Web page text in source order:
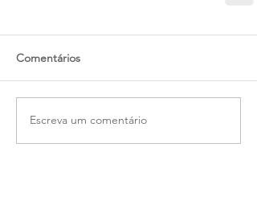
Comentários
Escreva um comentário